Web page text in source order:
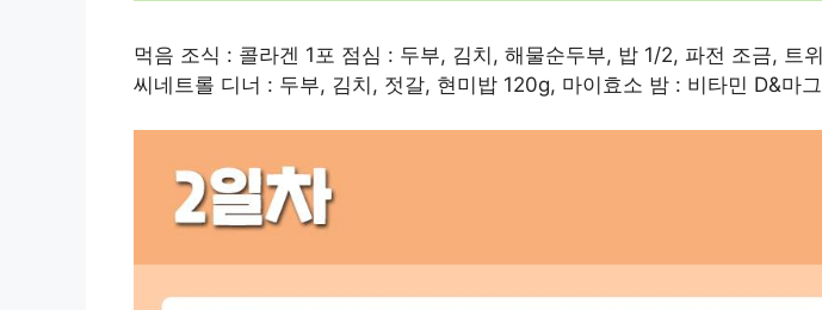
먹음 조식 : 콜라겐 1포 점심 : 두부, 김치, 해물순두부, 밥 1/2, 파전 조금, 트
씨네트롤 디너 : 두부, 김치, 젓갈, 현미밥 120g, 마이효소 밤 : 비타민 D&마